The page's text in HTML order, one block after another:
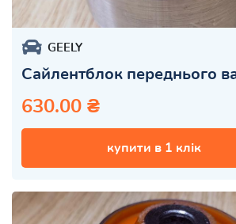
GEELY
Сайлентблок переднього
630.00 ₴
купити в 1 клік